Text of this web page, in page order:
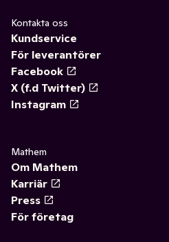
Kontakta oss
Kundservice
För leverantörer
Facebook
X (f.d Twitter)
Instagram
Mathem
Om Mathem
Karriär
Press
För företag